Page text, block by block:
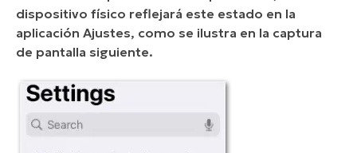
dispositivo físico reflejará este estado en la
aplicación Ajustes, como se ilustra en la captura
de pantalla siguiente.